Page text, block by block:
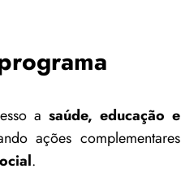
a saúde, educação e
ações complementares
.